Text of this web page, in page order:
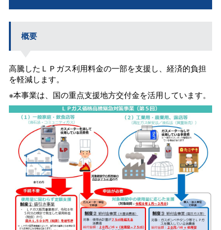
概要
高騰したＬＰガス利用料金の一部を支援し、経済的負担
を軽減します。
※本事業は、国の重点支援地方交付金を活用しています。